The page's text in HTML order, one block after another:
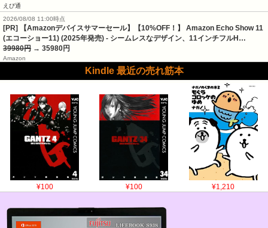
えび通
2026/08/08 11:00時点
[PR] 【Amazonデバイスサマーセール】【10%OFF！】 Amazon Echo Show 11
(エコーショー11) (2025年発売) - シームレスなデザイン、11インチフルH…
39980円 → 35980円
Amazon
Kindle 最近の売れ筋本
¥100 ¥100 ¥1,210